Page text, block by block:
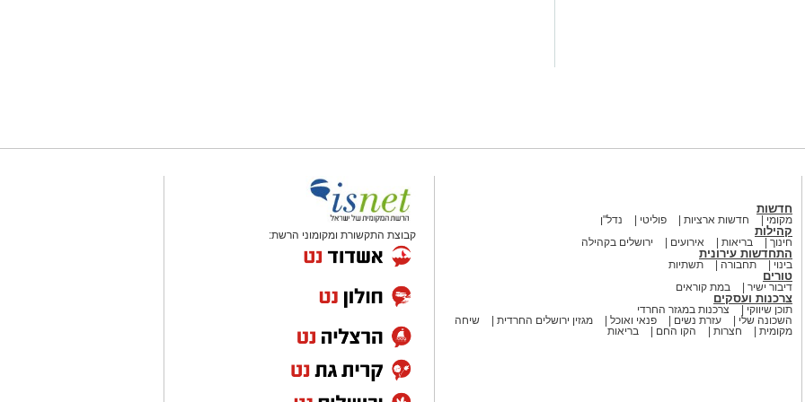
החרדית" בוואטסאפ לחצו כאן
צרו איתנו קשר במייל
חדשות
מקומי חדשות ארציות פוליטי נדל"ן
קהילות
חינוך בריאות אירועים ירושלים בקהילה
התחדשות עירונית
בינוי תחבורה תשתיות
טורים
דיבור ישיר במת קוראים
צרכנות ועסקים
תוכן שיווקי
צרכנות במגזר החרדי
השכונה שלי
עזרת נשים פנאי ואוכל מגזין ירושלים החרדית
שיחה
מקומית
חצרות הקו החם בריאות
קבוצת התקשורת ומקומוני הרשת: